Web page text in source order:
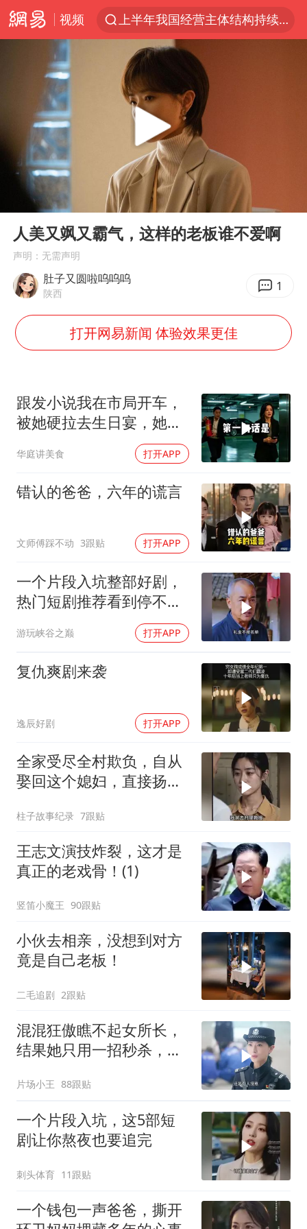
视频
上半年我国经营主体结构持续优化
王传君 《披荆斩棘》
2025年小学教师减少13.19万
泰国：高度重视中国游客旅游体验
《龙餐馆》 冲奖
笔试第一被劝弃考涉事副校长被撤职
白海豚5次眼壁置换
构建更高水平的全民健身公共服务体系
Play
00:00
人美又飒又霸气，这样的老板谁不爱啊
声明：无需声明
肚子又圆啦呜呜呜
陕西 1
打开网易新闻 体验效果更佳
跟发小说我在市局开车，
被她硬拉去生日宴，她那
当区副局长的爸见到我，
当场变了脸色
华庭讲美食 打开APP
错认的爸爸，六年的谎言
文师傅踩不动 3跟贴 打开APP
一个片段入坑整部好剧，
热门短剧推荐看到停不下
游玩峡谷之巅 打开APP
复仇爽剧来袭
逸辰好剧 打开APP
全家受尽全村欺负，自从
娶回这个媳妇，直接扬眉
柱子故事纪录 7跟贴
王志文演技炸裂，这才是
真正的老戏骨！(1)
竖笛小魔王 90跟贴
小伙去相亲，没想到对方
竟是自己老板！
二毛追剧 2跟贴
混混狂傲瞧不起女所长，
结果她只用一招秒杀，反
片场小王 88跟贴
一个片段入坑，这5部短
剧让你熬夜也要追完
刺头体育 11跟贴
一个钱包一声爸爸，撕开